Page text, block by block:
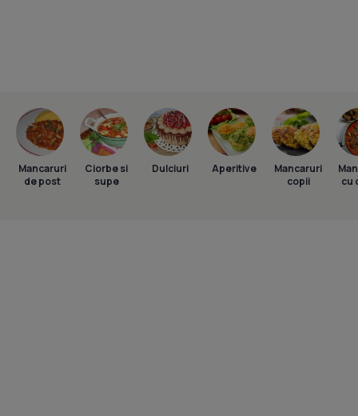
Mancaruri
de post
Ciorbe si
supe
Dulciuri Aperitive
Mancaruri
copii
cu